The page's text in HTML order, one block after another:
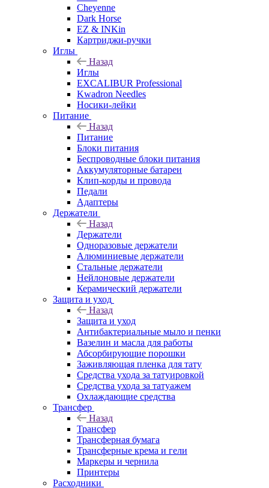
Cheyenne
Dark Horse
EZ & INKin
Картриджи-ручки
Иглы
Назад
Иглы
EXCALIBUR Professional
Kwadron Needles
Носики-лейки
Питание
Назад
Питание
Блоки питания
Беспроводные блоки питания
Аккумуляторные батареи
Клип-корды и провода
Педали
Адаптеры
Держатели
Назад
Держатели
Одноразовые держатели
Алюминиевые держатели
Стальные держатели
Нейлоновые держатели
Керамический держатели
Защита и уход
Назад
Защита и уход
Антибактериальные мыло и пенки
Вазелин и масла для работы
Абсорбирующие порошки
Заживляющая пленка для тату
Средства ухода за татуировкой
Средства ухода за татуажем
Охлаждающие средства
Трансфер
Назад
Трансфер
Трансферная бумага
Трансферные крема и гели
Маркеры и чернила
Принтеры
Расходники